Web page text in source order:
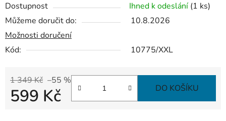
Dostupnost Ihned k odeslání (1 ks)
Můžeme doručit do:
10.8.2026
Možnosti doručení
Kód:
10775/XXL
1 349 Kč –55 %
599 Kč DO KOŠÍKU